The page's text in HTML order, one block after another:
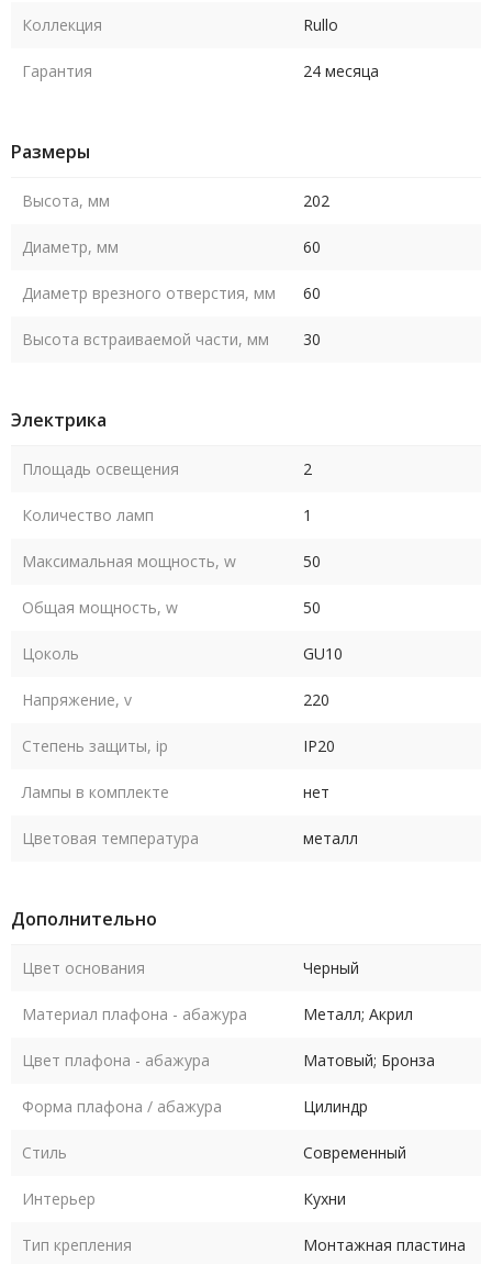
Коллекция Rullo
Гарантия 24 месяца
Размеры
Высота, мм 202
Диаметр, мм 60
Диаметр врезного отверстия, мм 60
Высота встраиваемой части, мм 30
Электрика
Площадь освещения 2
Количество ламп 1
Максимальная мощность, w 50
Общая мощность, w 50
Цоколь GU10
Напряжение, v 220
Степень защиты, ip IP20
Лампы в комплекте нет
Цветовая температура металл
Дополнительно
Цвет основания Черный
Материал плафона - абажура Металл; Акрил
Цвет плафона - абажура Матовый; Бронза
Форма плафона / абажура Цилиндр
Стиль Современный
Интерьер Кухни
Тип крепления Монтажная пластина